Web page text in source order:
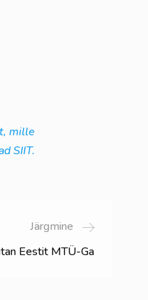
mille
SIIT.
Järgmine
Eestit MTÜ-Ga